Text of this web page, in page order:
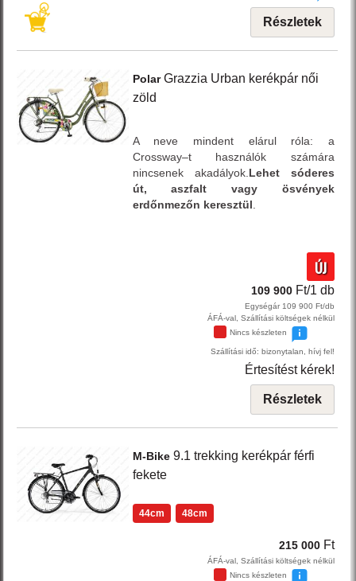
Részletek
PolarGrazzia Urban kerékpár női
zöld
A neve mindent elárul róla: a
Crossway–t használók számára
nincsenek akadályok.Lehet sóderes
út, aszfalt vagy ösvények
erdőnmezőn keresztül.
ÚJ
109 900 Ft/1 db
Egységár 109 900 Ft/db
ÁFÁ-val, Szállítási költségek nélkül
Nincs készleten
Szállítási idő: bizonytalan, hívj fel!
Értesítést kérek!
Részletek
M-Bike 9.1 trekking kerékpár férfi
fekete
44cm 48cm
215 000 Ft
ÁFÁ-val, Szállítási költségek nélkül
Nincs készleten